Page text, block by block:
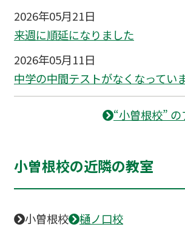
2026年05月21日
来週に順延になりました
2026年05月11日
中学の中間テストがなくなってい
“小曽根校”
小曽根校の近隣の教室
小曽根校 樋ノ口校